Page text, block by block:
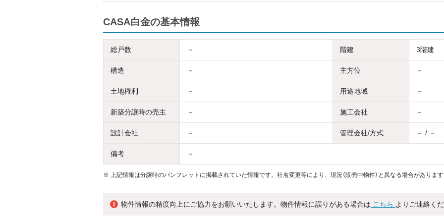
CASA白金の基本情報
総戸数 － 階建 3階建
構造 － 主方位 －
土地権利 － 用途地域 －
新築分譲時の売主 － 施工会社 －
設計会社 － 管理会社/方式 － / －
備考 －
※ 上記情報は分譲時のパンフレットに掲載されていた情報です。社名変更等により、現況（販売中物件）と異なる場合があります
物件情報の精度向上にご協力をお願いいたします。物件情報に誤りがある場合は こちら よりご連絡くだ